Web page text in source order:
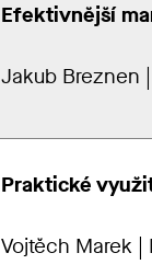
Efektivnější
Jakub Breznen
Praktické
Vojtěch Marek |